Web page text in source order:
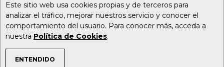
Este sitio web usa cookies propias y de terceros para
analizar el tráfico, mejorar nuestros servicio y conocer el
comportamiento del usuario. Para conocer más, acceda a
nuestra Política de Cookies.
ENTENDIDO